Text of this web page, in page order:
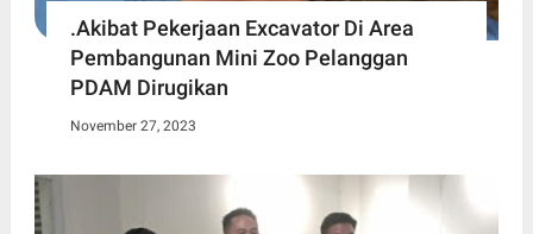
.Akibat Pekerjaan Excavator Di Area
Pembangunan Mini Zoo Pelanggan
PDAM Dirugikan
November 27, 2023